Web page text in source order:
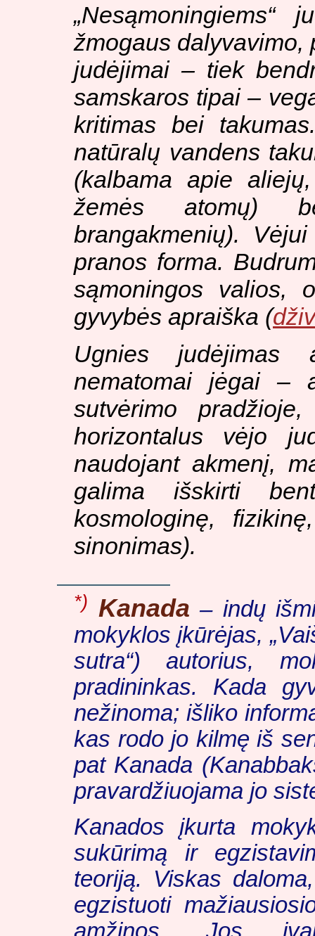
„Nesąmoningiems“
žmogaus dalyvavimo,
judėjimai – tiek
samskaros tipai –
kritimas bei
natūralų vandens
(kalbama apie
žemės atomų)
brangakmenių).
pranos forma.
sąmoningos valios,
gyvybės apraiška (
Ugnies judėjimas
nematomai jėgai –
sutvėrimo
horizontalus vėjo
naudojant akmenį,
galima išskirti
kosmologinę,
sinonimas).
*) Kanada – indų
mokyklos įkūrėjas,
sutra“) autorius,
pradininkas. Kada
nežinoma; išliko
kas rodo jo kilmę iš
pat Kanada
pravardžiuojama jo
Kanados įkurta
sukūrimą ir
teoriją. Viskas
egzistuoti
amžinos. Jos